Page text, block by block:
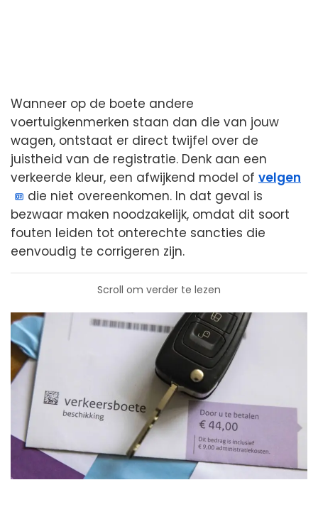
Wanneer op de boete andere
voertuigkenmerken staan dan die van jouw
wagen, ontstaat er direct twijfel over de
juistheid van de registratie. Denk aan een
verkeerde kleur, een afwijkend model of velgen
die niet overeenkomen. In dat geval is
bezwaar maken noodzakelijk, omdat dit soort
fouten leiden tot onterechte sancties die
eenvoudig te corrigeren zijn.
Scroll om verder te lezen